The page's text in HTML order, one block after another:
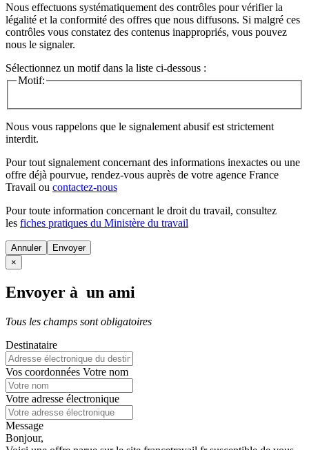
Nous effectuons systématiquement des contrôles pour vérifier la
légalité et la conformité des offres que nous diffusons. Si malgré ces
contrôles vous constatez des contenus inappropriés, vous pouvez
nous le signaler.
Sélectionnez un motif dans la liste ci-dessous :
Motif:
Nous vous rappelons que le signalement abusif est strictement
interdit.
Pour tout signalement concernant des informations inexactes ou une
offre déjà pourvue, rendez-vous auprès de votre agence France
Travail ou contactez-nous
Pour toute information concernant le droit du travail, consultez
les fiches pratiques du Ministère du travail
Annuler
×
Envoyer à un ami
Tous les champs sont obligatoires
Destinataire
Vos coordonnées Votre nom
Votre adresse électronique
Message
Bonjour,